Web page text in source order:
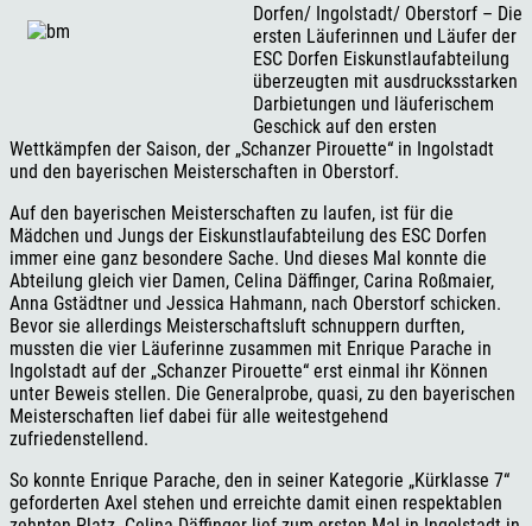
Dorfen/ Ingolstadt/ Oberstorf – Die
ersten Läuferinnen und Läufer der
ESC Dorfen Eiskunstlaufabteilung
überzeugten mit ausdrucksstarken
Darbietungen und läuferischem
Geschick auf den ersten
Wettkämpfen der Saison, der „Schanzer Pirouette“ in Ingolstadt
und den bayerischen Meisterschaften in Oberstorf.
Auf den bayerischen Meisterschaften zu laufen, ist für die
Mädchen und Jungs der Eiskunstlaufabteilung des ESC Dorfen
immer eine ganz besondere Sache. Und dieses Mal konnte die
Abteilung gleich vier Damen, Celina Däffinger, Carina Roßmaier,
Anna Gstädtner und Jessica Hahmann, nach Oberstorf schicken.
Bevor sie allerdings Meisterschaftsluft schnuppern durften,
mussten die vier Läuferinne zusammen mit Enrique Parache in
Ingolstadt auf der „Schanzer Pirouette“ erst einmal ihr Können
unter Beweis stellen. Die Generalprobe, quasi, zu den bayerischen
Meisterschaften lief dabei für alle weitestgehend
zufriedenstellend.
So konnte Enrique Parache, den in seiner Kategorie „Kürklasse 7“
geforderten Axel stehen und erreichte damit einen respektablen